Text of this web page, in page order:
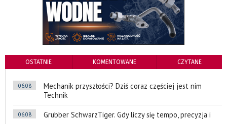
OSTATNIE KOMENTOWANE CZYTANE
06.08
Mechanik przyszłości? Dziś coraz częściej jest nim
Technik
06.08 Grubber SchwarzTiger. Gdy liczy się tempo, precyzja i